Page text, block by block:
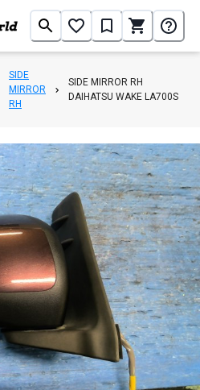
SIDE
MIRROR
RH
SIDE MIRROR RH
DAIHATSU WAKE LA700S
1 7